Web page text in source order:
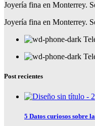
Joyería fina en Monterrey.
Joyería fina en Monterrey.
Post recientes
5 Datos curiosos sobre